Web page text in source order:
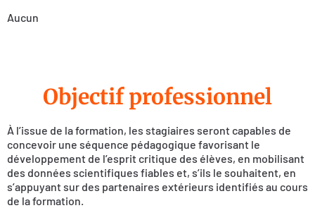
Aucun
Objectif professionnel
À l’issue de la formation, les stagiaires seront capables de
concevoir une séquence pédagogique favorisant le
développement de l’esprit critique des élèves, en mobilisant
des données scientifiques fiables et, s’ils le souhaitent, en
s’appuyant sur des partenaires extérieurs identifiés au cours
de la formation.